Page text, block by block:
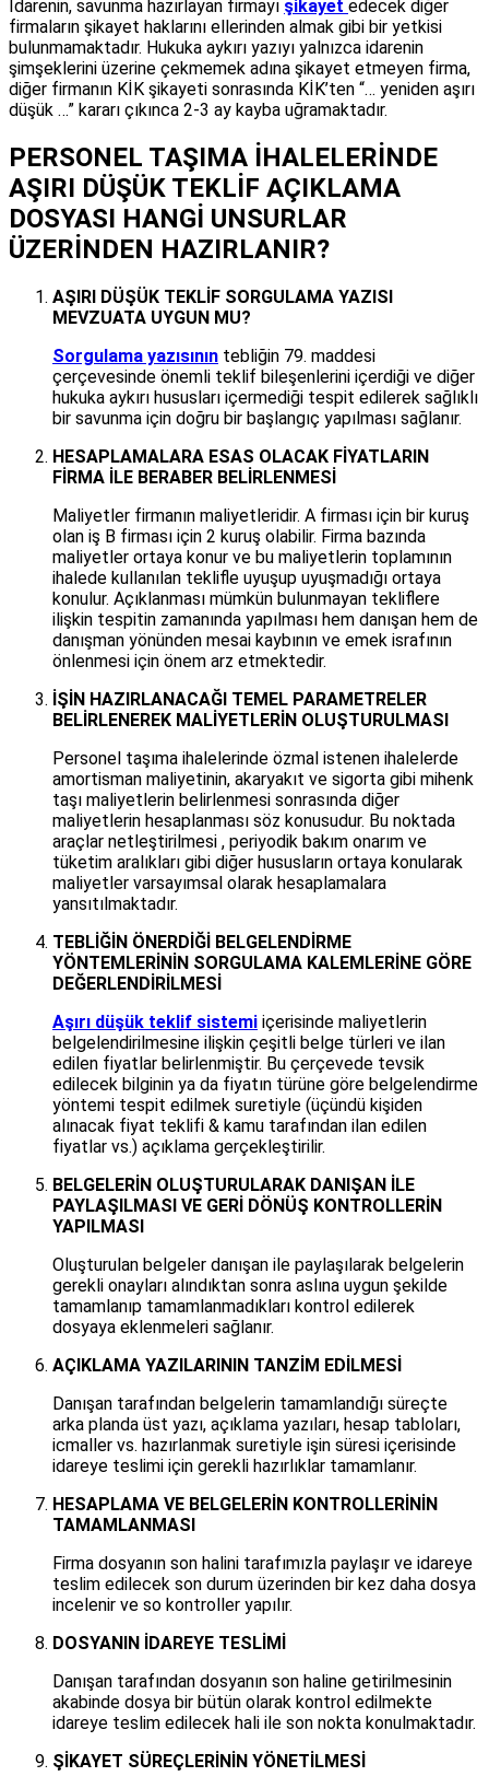
İdarenin, savunma hazırlayan firmayı şikayet edecek diğer
firmaların şikayet haklarını ellerinden almak gibi bir yetkisi
bulunmamaktadır. Hukuka aykırı yazıyı yalnızca idarenin
şimşeklerini üzerine çekmemek adına şikayet etmeyen firma,
diğer firmanın KİK şikayeti sonrasında KİK’ten “… yeniden aşırı
düşük …” kararı çıkınca 2-3 ay kayba uğramaktadır.
PERSONEL TAŞIMA İHALELERİNDE
AŞIRI DÜŞÜK TEKLİF AÇIKLAMA
DOSYASI HANGİ UNSURLAR
ÜZERİNDEN HAZIRLANIR?
AŞIRI DÜŞÜK TEKLİF SORGULAMA YAZISI
MEVZUATA UYGUN MU?
Sorgulama yazısının tebliğin 79. maddesi
çerçevesinde önemli teklif bileşenlerini içerdiği ve diğer
hukuka aykırı hususları içermediği tespit edilerek sağlıklı
bir savunma için doğru bir başlangıç yapılması sağlanır.
HESAPLAMALARA ESAS OLACAK FİYATLARIN
FİRMA İLE BERABER BELİRLENMESİ
Maliyetler firmanın maliyetleridir. A firması için bir kuruş
olan iş B firması için 2 kuruş olabilir. Firma bazında
maliyetler ortaya konur ve bu maliyetlerin toplamının
ihalede kullanılan teklifle uyuşup uyuşmadığı ortaya
konulur. Açıklanması mümkün bulunmayan tekliflere
ilişkin tespitin zamanında yapılması hem danışan hem de
danışman yönünden mesai kaybının ve emek israfının
önlenmesi için önem arz etmektedir.
İŞİN HAZIRLANACAĞI TEMEL PARAMETRELER
BELİRLENEREK MALİYETLERİN OLUŞTURULMASI
Personel taşıma ihalelerinde özmal istenen ihalelerde
amortisman maliyetinin, akaryakıt ve sigorta gibi mihenk
taşı maliyetlerin belirlenmesi sonrasında diğer
maliyetlerin hesaplanması söz konusudur. Bu noktada
araçlar netleştirilmesi , periyodik bakım onarım ve
tüketim aralıkları gibi diğer hususların ortaya konularak
maliyetler varsayımsal olarak hesaplamalara
yansıtılmaktadır.
TEBLİĞİN ÖNERDİĞİ BELGELENDİRME
YÖNTEMLERİNİN SORGULAMA KALEMLERİNE GÖRE
DEĞERLENDİRİLMESİ
Aşırı düşük teklif sistemi içerisinde maliyetlerin
belgelendirilmesine ilişkin çeşitli belge türleri ve ilan
edilen fiyatlar belirlenmiştir. Bu çerçevede tevsik
edilecek bilginin ya da fiyatın türüne göre belgelendirme
yöntemi tespit edilmek suretiyle (üçündü kişiden
alınacak fiyat teklifi & kamu tarafından ilan edilen
fiyatlar vs.) açıklama gerçekleştirilir.
BELGELERİN OLUŞTURULARAK DANIŞAN İLE
PAYLAŞILMASI VE GERİ DÖNÜŞ KONTROLLERİN
YAPILMASI
Oluşturulan belgeler danışan ile paylaşılarak belgelerin
gerekli onayları alındıktan sonra aslına uygun şekilde
tamamlanıp tamamlanmadıkları kontrol edilerek
dosyaya eklenmeleri sağlanır.
AÇIKLAMA YAZILARININ TANZİM EDİLMESİ
Danışan tarafından belgelerin tamamlandığı süreçte
arka planda üst yazı, açıklama yazıları, hesap tabloları,
icmaller vs. hazırlanmak suretiyle işin süresi içerisinde
idareye teslimi için gerekli hazırlıklar tamamlanır.
HESAPLAMA VE BELGELERİN KONTROLLERİNİN
TAMAMLANMASI
Firma dosyanın son halini tarafımızla paylaşır ve idareye
teslim edilecek son durum üzerinden bir kez daha dosya
incelenir ve so kontroller yapılır.
DOSYANIN İDAREYE TESLİMİ
Danışan tarafından dosyanın son haline getirilmesinin
akabinde dosya bir bütün olarak kontrol edilmekte
idareye teslim edilecek hali ile son nokta konulmaktadır.
ŞİKAYET SÜREÇLERİNİN YÖNETİLMESİ